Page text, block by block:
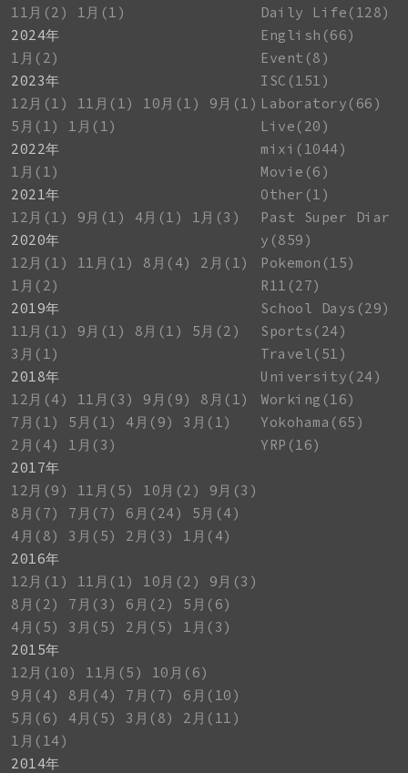
11月(2)
1月(1)
2024年
1月(2)
2023年
12月(1)
11月(1) 10月(1)
9月(1)
5月(1)
1月(1)
2022年
1月(1)
2021年
12月(1)
9月(1) 4月(1)
1月(3)
2020年
12月(1)
11月(1) 8月(4)
2月(1)
1月(2)
2019年
11月(1)
9月(1) 8月(1)
5月(2)
3月(1)
2018年
12月(4)
11月(3) 9月(9)
8月(1)
7月(1)
5月(1) 4月(9)
3月(1)
2月(4)
1月(3)
2017年
12月(9)
11月(5) 10月(2)
9月(3)
8月(7)
7月(7) 6月(24)
5月(4)
4月(8)
3月(5) 2月(3)
1月(4)
2016年
12月(1)
11月(1) 10月(2)
9月(3)
8月(2)
7月(3) 6月(2)
5月(6)
4月(5)
3月(5) 2月(5)
1月(3)
2015年
12月(10)
11月(5)
10月(6)
9月(4)
8月(4) 7月(7)
6月(10)
5月(6)
4月(5) 3月(8)
2月(11)
1月(14)
2014年
Daily Life(128)
English(66)
Event(8)
ISC(151)
Laboratory(66)
Live(20)
mixi(1044)
Movie(6)
Other(1)
Past Super Diar
y(859)
Pokemon(15)
R11(27)
School Days(29)
Sports(24)
Travel(51)
University(24)
Working(16)
Yokohama(65)
YRP(16)